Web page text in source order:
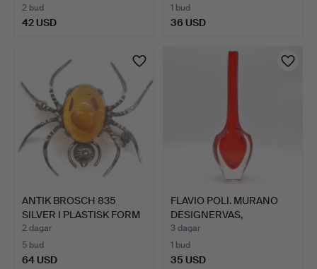
2 bud
42 USD
1 bud
36 USD
ANTIK BROSCH 835
SILVER I PLASTISK FORM
AV…
2 dagar
5 bud
64 USD
FLAVIO POLI. MURANO
DESIGNERVAS,
STUDIOGLA…
3 dagar
1 bud
35 USD